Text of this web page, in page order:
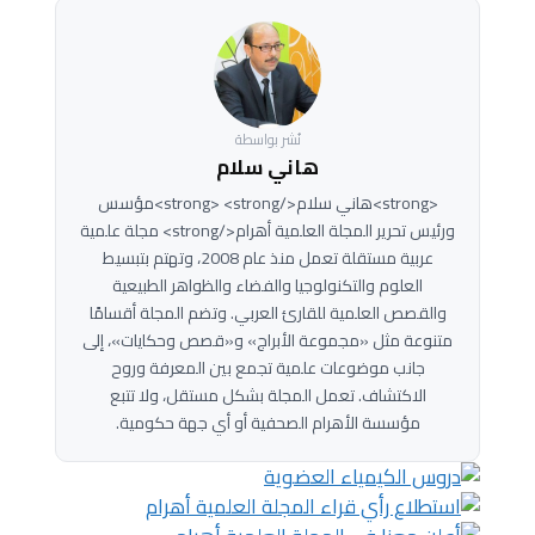
نُشر بواسطة
هاني سلام
<strong>هاني سلام</strong> <strong>مؤسس
ورئيس تحرير المجلة العلمية أهرام</strong> مجلة علمية
عربية مستقلة تعمل منذ عام 2008، وتهتم بتبسيط
العلوم والتكنولوجيا والفضاء والظواهر الطبيعية
والقصص العلمية للقارئ العربي. وتضم المجلة أقسامًا
متنوعة مثل «مجموعة الأبراج» و«قصص وحكايات»، إلى
جانب موضوعات علمية تجمع بين المعرفة وروح
الاكتشاف. تعمل المجلة بشكل مستقل، ولا تتبع
مؤسسة الأهرام الصحفية أو أي جهة حكومية.